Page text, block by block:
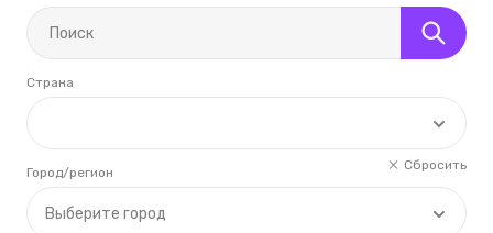
Страна
Сбросить
Выберите город
Город/регион